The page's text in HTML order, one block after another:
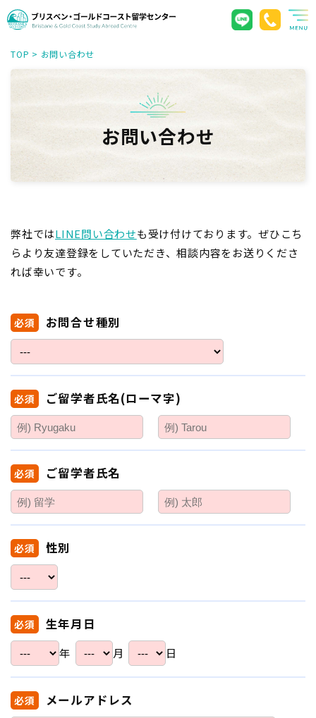
TOP > お問い合わせ
お問い合わせ
弊社ではLINE問い合わせも受け付けております。ぜひこち
らより友達登録をしていただき、相談内容をお送りくださ
れば幸いです。
必須 お問合せ種別
必須 ご留学者氏名(ローマ字)
必須 ご留学者氏名
必須 性別
必須 生年月日
年 月 日
必須 メールアドレス